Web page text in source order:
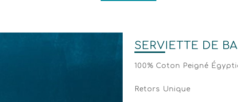
SERVIETTE DE
100% Coton Peigné
Retors Unique